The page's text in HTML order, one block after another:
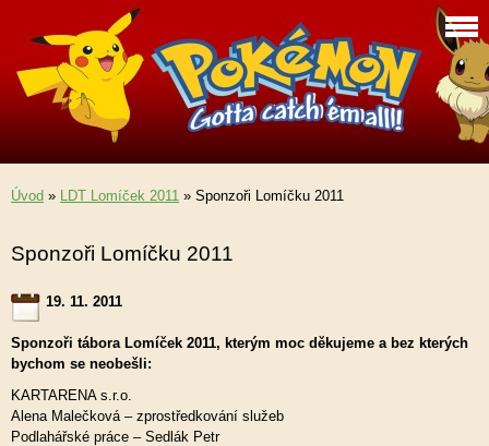
Úvod » LDT Lomíček 2011 » Sponzoři Lomíčku 2011
Sponzoři Lomíčku 2011
19. 11. 2011
Sponzoři tábora Lomíček 2011, kterým moc děkujeme a bez kterých
bychom se neobešli:
KARTARENA s.r.o.
Alena Malečková – zprostředkování služeb
Podlahářské práce – Sedlák Petr